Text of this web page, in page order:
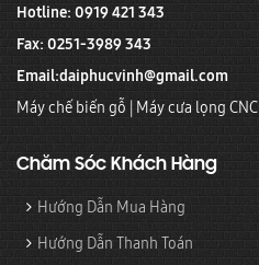
Hotline: 0919 421 343
Fax: 0251-3989 343
Email:daiphucvinh@gmail.com
Máy chế biến gỗ | Máy cưa lọng CNC
Chăm Sóc Khách Hàng
Hướng Dẫn Mua Hàng
Hướng Dẫn Thanh Toán